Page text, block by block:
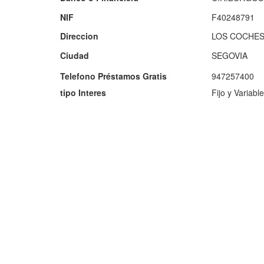
NIF
F40248791
Direccion
LOS
Ciudad
SEGOVIA
Telefono Préstamos Gratis
947257400
tipo Interes
Fijo y Variable